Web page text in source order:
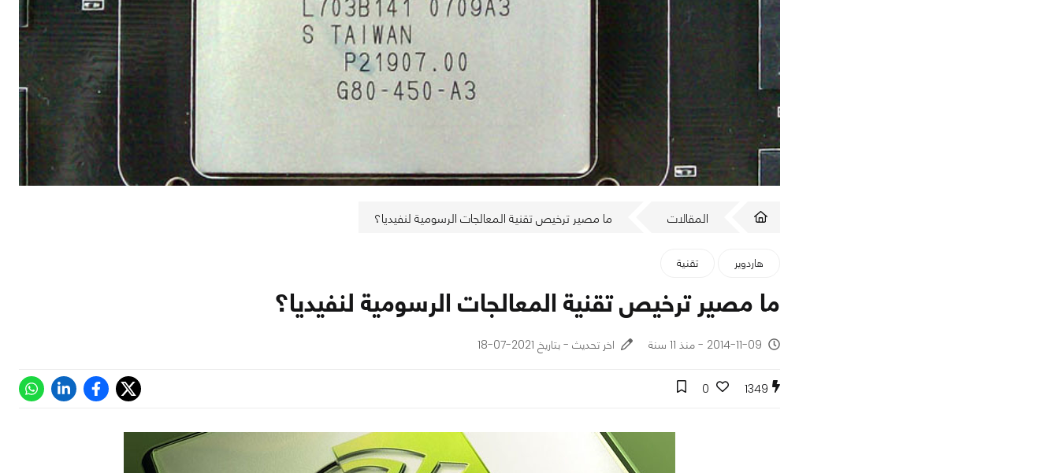
المقالات ما مصير ترخيص تقنية المعالجات الرسومية لنفيديا؟
هاردوير تقنية
ما مصير ترخيص تقنية المعالجات الرسومية لنفيديا؟
2014-11-09 - منذ 11 سنة اخر تحديث - بتاريخ 2021-07-18
1349
0